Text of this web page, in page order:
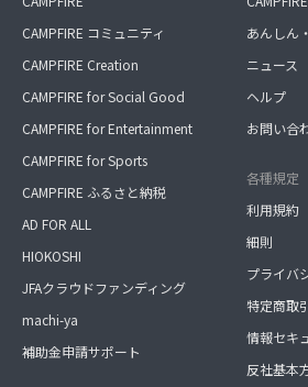
CAMPFIRE コミュニティ
CAMPFIRE Creation
CAMPFIRE for Social Good
CAMPFIRE for Entertainment
CAMPFIRE for Sports
CAMPFIRE ふるさと納税
AD FOR ALL
HIOKOSHI
JFAクラウドファンディング
machi-ya
補助金申請サポート
あんしん
ニュース
ヘルプ
お問い合
各種規定
利用規約
細則
プライバ
特定商取
情報セキ
反社基本